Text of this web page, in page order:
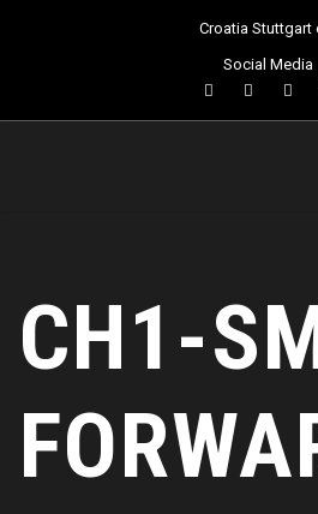
Croatia Stuttgart
Social Media
CH1-